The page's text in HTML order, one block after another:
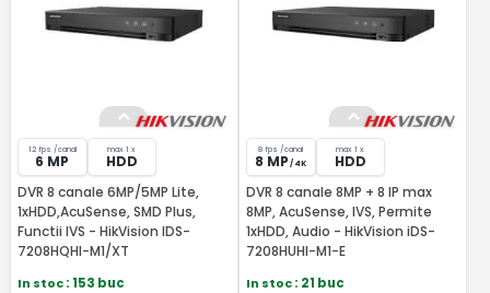
12 fps /canal
6 MP
max 1 x
HDD
DVR 8 canale 6MP/5MP Lite,
1xHDD,AcuSense, SMD Plus,
Functii IVS - HikVision IDS-
7208HQHI-M1/XT
In stoc: 153 buc
8 fps /canal
8 MP / 4K
max 1 x
HDD
DVR 8 canale 8MP + 8 IP max
8MP, AcuSense, IVS, Permite
1xHDD, Audio - HikVision iDS-
7208HUHI-M1-E
In stoc: 21 buc